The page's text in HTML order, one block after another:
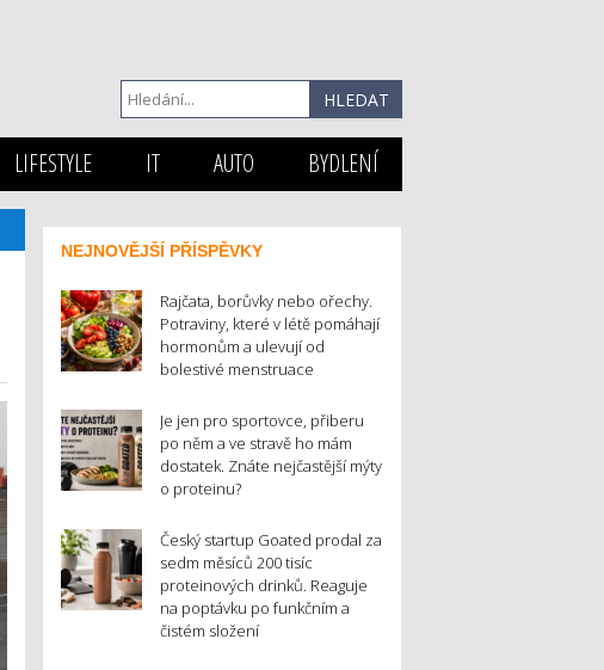
LIFESTYLE IT AUTO BYDLENÍ
NEJNOVĚJŠÍ PŘÍSPĚVKY
Rajčata, borůvky nebo ořechy.
Potraviny, které v létě pomáhají
hormonům a ulevují od
bolestivé menstruace
Je jen pro sportovce, přiberu
po něm a ve stravě ho mám
dostatek. Znáte nejčastější mýty
o proteinu?
Český startup Goated prodal za
sedm měsíců 200 tisíc
proteinových drinků. Reaguje
na poptávku po funkčním a
čistém složení